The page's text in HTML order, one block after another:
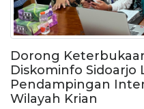
Dorong
Diskominfo Sidoarjo
Pendampingan
Wilayah Krian